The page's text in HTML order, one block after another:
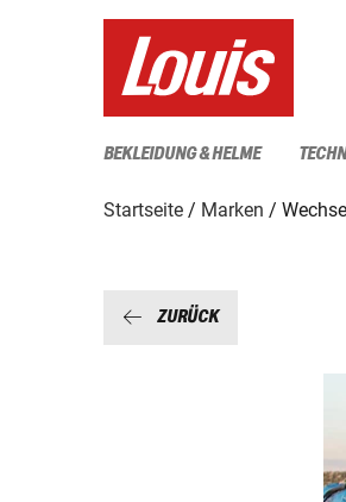
BEKLEIDUNG & HELME
Startseite Marken
ZURÜCK